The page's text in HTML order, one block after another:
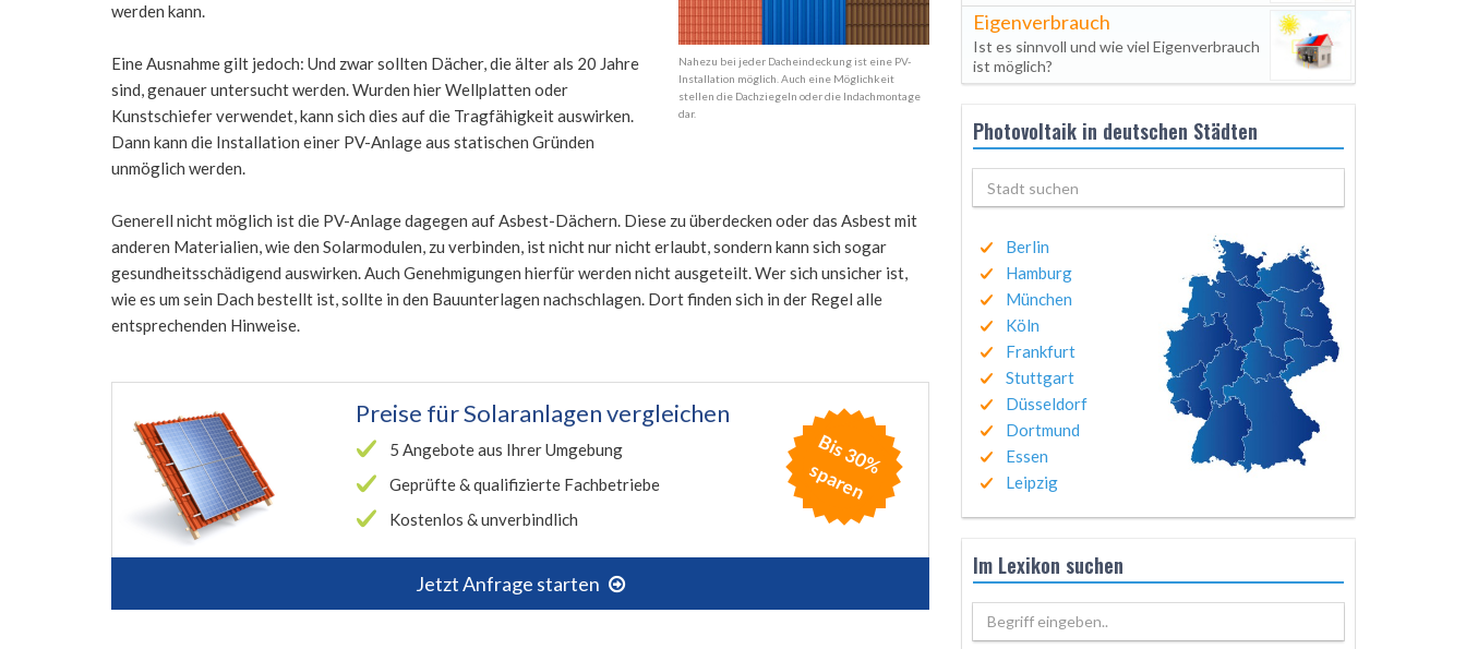
Nahezu bei jeder Dacheindeckung ist eine PV-
Installation möglich. Auch eine Möglichkeit
stellen die Dachziegeln oder die Indachmontage
dar.
werden kann.
Eine Ausnahme gilt jedoch: Und zwar sollten Dächer, die älter als 20 Jahre
sind, genauer untersucht werden. Wurden hier Wellplatten oder
Kunstschiefer verwendet, kann sich dies auf die Tragfähigkeit auswirken.
Dann kann die Installation einer PV-Anlage aus statischen Gründen
unmöglich werden.
Generell nicht möglich ist die PV-Anlage dagegen auf Asbest-Dächern. Diese zu überdecken oder das Asbest mit
anderen Materialien, wie den Solarmodulen, zu verbinden, ist nicht nur nicht erlaubt, sondern kann sich sogar
gesundheitsschädigend auswirken. Auch Genehmigungen hierfür werden nicht ausgeteilt. Wer sich unsicher ist,
wie es um sein Dach bestellt ist, sollte in den Bauunterlagen nachschlagen. Dort finden sich in der Regel alle
entsprechenden Hinweise.
Preise fürSolaranlagen vergleichen
5 Angebote aus Ihrer Umgebung
Geprüfte & qualifizierte Fachbetriebe
Kostenlos & unverbindlich
Jetzt Anfrage starten
B
is
3
0
%
s
p
a
r
e
n
Eigenverbrauch
Ist es sinnvoll und wie viel Eigenverbrauch
ist möglich?
Photovoltaik in deutschen Städten
Berlin
Hamburg
München
Köln
Frankfurt
Stuttgart
Düsseldorf
Dortmund
Essen
Leipzig
Im Lexikon suchen
Begriff eingeben..